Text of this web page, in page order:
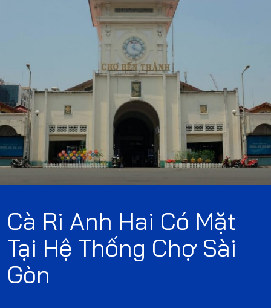
Cà Ri Anh Hai Có Mặt
Tại Hệ Thống Chợ Sài
Gòn